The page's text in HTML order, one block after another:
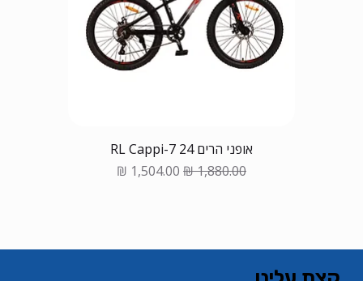
אופני הרים 24 RL Cappi-7
Regular Price
Sale Price